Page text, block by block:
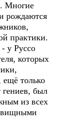
Многие
рождаются
практики.
у Руссо
которых
только
гениев, был
из всех